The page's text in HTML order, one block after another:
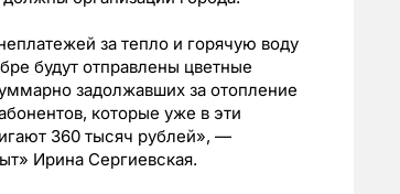
за тепло и горячую воду
будут отправлены цветные
задолжавших за отопление
которые уже в эти
360 тысяч рублей», —
Ирина Сергиевская.